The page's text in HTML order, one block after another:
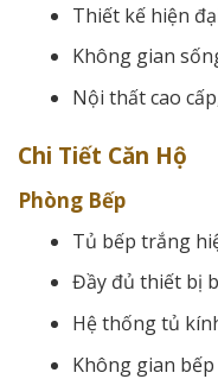
Thiết kế hiện
Không gian
Nội thất cao
Chi Tiết Căn Hộ
Phòng Bếp
Tủ bếp trắng
Đầy đủ thiết bị
Hệ thống tủ
Không gian